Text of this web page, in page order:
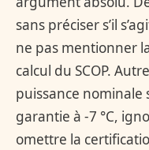
sans préciser s’il
ne pas mentionner
calcul du SCOP.
puissance nominale
garantie à -7 °C,
omettre la